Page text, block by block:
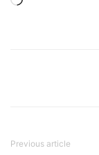
Previous article